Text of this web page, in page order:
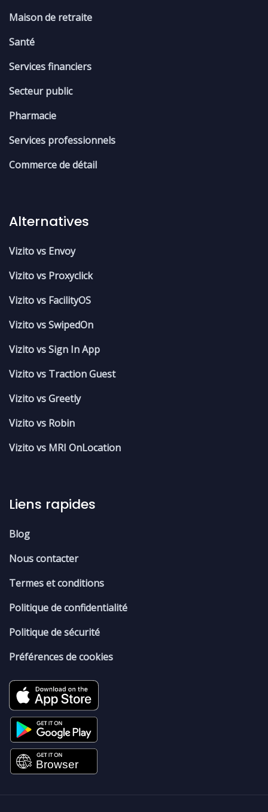
Maison de retraite
Santé
Services financiers
Secteur public
Pharmacie
Services professionnels
Commerce de détail
Alternatives
Vizito vs Envoy
Vizito vs Proxyclick
Vizito vs FacilityOS
Vizito vs SwipedOn
Vizito vs Sign In App
Vizito vs Traction Guest
Vizito vs Greetly
Vizito vs Robin
Vizito vs MRI OnLocation
Liens rapides
Blog
Nous contacter
Termes et conditions
Politique de confidentialité
Politique de sécurité
Préférences de cookies